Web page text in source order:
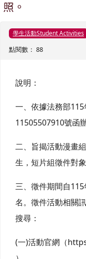
照。
學生活動Student Activities
點閱數： 88
說明：
一、依據法務部
11505507910號函辦
二、旨揭活動漫畫
生，短片組徵件對
三、徵件期間自
名。徵件活動相關
搜尋：
(一)活動官網（